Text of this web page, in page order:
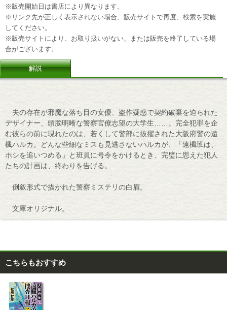
※販売開始日は書店により異なります。
※リンク先が正しく表示されない場合、販売サイトで再度、検索を実施
してください。
※販売サイトにより、お取り扱いがない、または販売を終了している場
合がございます。
解説
夫の存在が邪魔な落ち目の女優、盗作疑惑で契約破棄を迫られた
デザイナー、頭脳明晰な警察官僚志望の大学生……。完全犯罪を企
む彼らの前に現れたのは、若くして警部に抜擢された大阪府警の遠
楓ハルカ。どんな些細なミスも見逃さないハルカが、「遠楓班は、
ホシを追いつめる」と班員に号令をかけるとき、完璧に思えた犯人
たちの計画は、終わりを告げる。
倒叙形式で描かれた警察ミステリの白眉。
文庫オリジナル。
こちらもおすすめ